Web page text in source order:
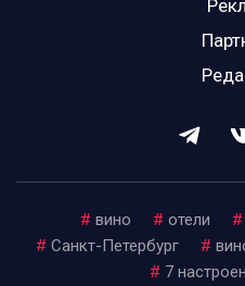
# вино # отели #
# Санкт-Петербург #
# 7